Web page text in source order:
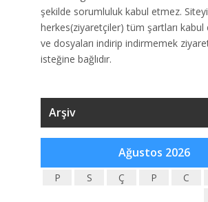
şekilde sorumluluk kabul etmez.
herkes(ziyaretçiler) tüm şartları kabul
ve dosyaları indirip indirmemek
isteğine bağlıdır.
Arşiv
Ağustos 2026
P S Ç P C